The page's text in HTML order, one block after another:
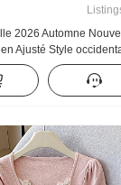
2026 Automne
Ajusté Style
Sens Niche Rayures
longues Chemise